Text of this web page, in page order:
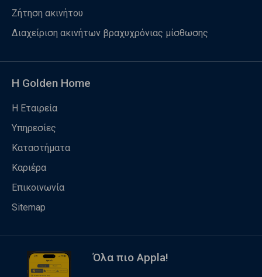
Ζήτηση ακινήτου
Διαχείριση ακινήτων βραχυχρόνιας μίσθωσης
Η Golden Home
Η Εταιρεία
Υπηρεσίες
Καταστήματα
Καριέρα
Επικοινωνία
Sitemap
Όλα πιο Appla!